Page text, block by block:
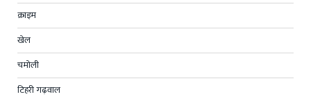
क्राइम
खेल
चमोली
टिहरी गढ़वाल